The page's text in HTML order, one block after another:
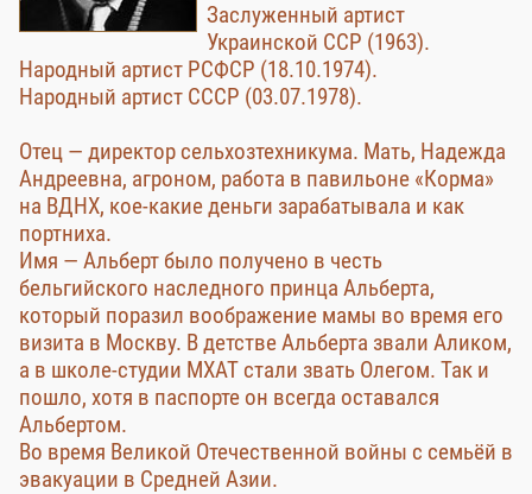
Заслуженный артист
Украинской ССР (1963).
Народный артист РСФСР (18.10.1974).
Народный артист СССР (03.07.1978).
Отец — директор сельхозтехникума. Мать, Надежда
Андреевна, агроном, работа в павильоне «Корма»
на ВДНХ, кое-какие деньги зарабатывала и как
портниха.
Имя — Альберт было получено в честь
бельгийского наследного принца Альберта,
который поразил воображение мамы во время его
визита в Москву. В детстве Альберта звали Аликом,
а в школе-студии МХАТ стали звать Олегом. Так и
пошло, хотя в паспорте он всегда оставался
Альбертом.
Во время Великой Отечественной войны с семьёй в
эвакуации в Средней Азии.